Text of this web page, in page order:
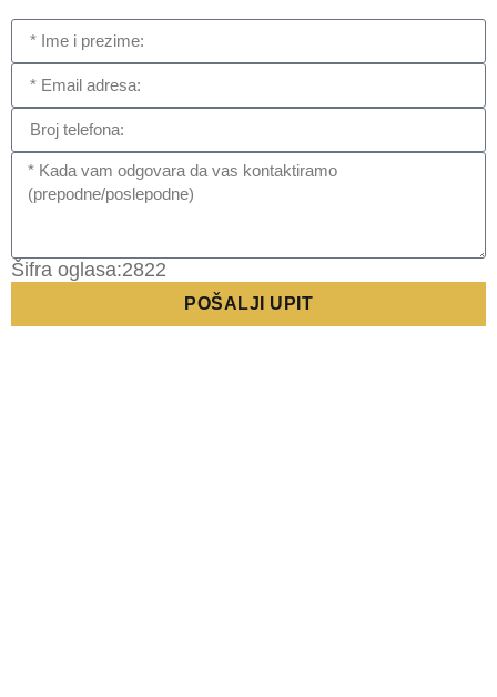
Šifra oglasa:2822
POŠALJI UPIT